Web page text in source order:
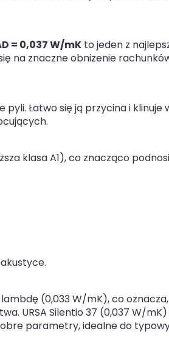
= 0,037 W/mK to jeden z
na znaczne obniżenie
pyli. Łatwo się ją przycina i klinuje
klasa A1), co znacząco podnosi
lambdę (0,033 W/mK), co
URSA Silentio 37 (0,037 W/
parametry, idealne do